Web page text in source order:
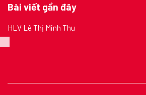
Bài viết gần đây
HLV Lê Thị Minh Thu